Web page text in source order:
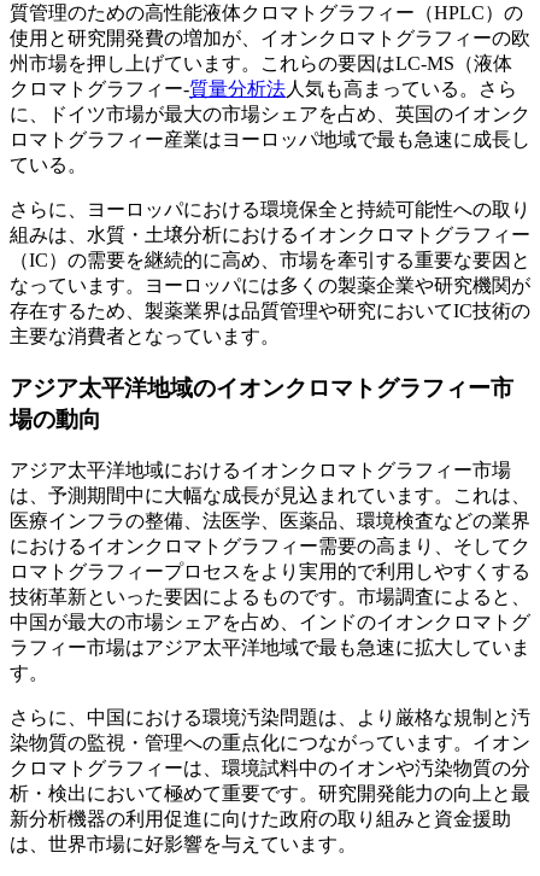
質管理のための高性能液体クロマトグラフィー（HPLC）の
使用と研究開発費の増加が、イオンクロマトグラフィーの欧
州市場を押し上げています。これらの要因はLC-MS（液体
クロマトグラフィー-質量分析法人気も高まっている。さら
に、ドイツ市場が最大の市場シェアを占め、英国のイオンク
ロマトグラフィー産業はヨーロッパ地域で最も急速に成長し
ている。
さらに、ヨーロッパにおける環境保全と持続可能性への取り
組みは、水質・土壌分析におけるイオンクロマトグラフィー
（IC）の需要を継続的に高め、市場を牽引する重要な要因と
なっています。ヨーロッパには多くの製薬企業や研究機関が
存在するため、製薬業界は品質管理や研究においてIC技術の
主要な消費者となっています。
アジア太平洋地域のイオンクロマトグラフィー市
場の動向
アジア太平洋地域におけるイオンクロマトグラフィー市場
は、予測期間中に大幅な成長が見込まれています。これは、
医療インフラの整備、法医学、医薬品、環境検査などの業界
におけるイオンクロマトグラフィー需要の高まり、そしてク
ロマトグラフィープロセスをより実用的で利用しやすくする
技術革新といった要因によるものです。市場調査によると、
中国が最大の市場シェアを占め、インドのイオンクロマトグ
ラフィー市場はアジア太平洋地域で最も急速に拡大していま
す。
さらに、中国における環境汚染問題は、より厳格な規制と汚
染物質の監視・管理への重点化につながっています。イオン
クロマトグラフィーは、環境試料中のイオンや汚染物質の分
析・検出において極めて重要です。研究開発能力の向上と最
新分析機器の利用促進に向けた政府の取り組みと資金援助
は、世界市場に好影響を与えています。